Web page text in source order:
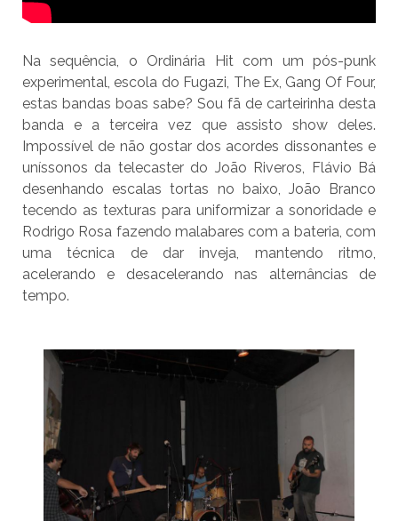
Na sequência, o Ordinária Hit com um pós-punk
experimental, escola do Fugazi, The Ex, Gang Of Four,
estas bandas boas sabe? Sou fã de carteirinha desta
banda e a terceira vez que assisto show deles.
Impossível de não gostar dos acordes dissonantes e
uníssonos da telecaster do João Riveros, Flávio Bá
desenhando escalas tortas no baixo, João Branco
tecendo as texturas para uniformizar a sonoridade e
Rodrigo Rosa fazendo malabares com a bateria, com
uma técnica de dar inveja, mantendo ritmo,
acelerando e desacelerando nas alternâncias de
tempo.